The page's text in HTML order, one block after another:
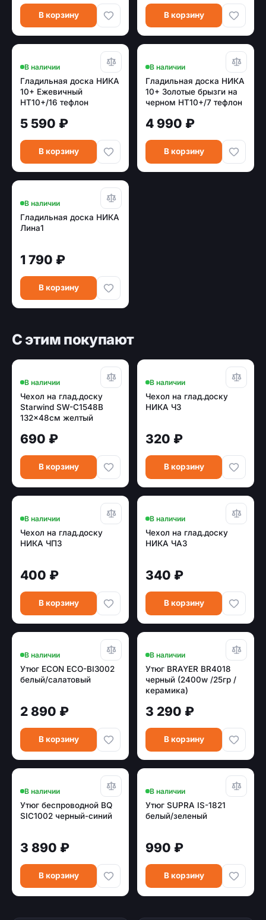
В корзину В корзину
В наличии
Гладильная доска НИКА
10+ Ежевичный
НТ10+/16 тефлон
5 590 ₽
В корзину
В наличии
Гладильная доска НИКА
10+ Золотые брызги на
черном НТ10+/7 тефлон
4 990 ₽
В корзину
В наличии
Гладильная доска НИКА
Лина1
1 790 ₽
В корзину
С этим покупают
В наличии
Чехол на глад.доску
Starwind SW-C1548B
132x48см желтый
690 ₽
В корзину
В наличии
Чехол на глад.доску
НИКА Ч3
320 ₽
В корзину
В наличии
Чехол на глад.доску
НИКА ЧП3
400 ₽
В корзину
В наличии
Чехол на глад.доску
НИКА ЧА3
340 ₽
В корзину
В наличии
Утюг ECON ECO-BI3002
белый/салатовый
2 890 ₽
В корзину
В наличии
Утюг BRAYER BR4018
черный (2400w /25гр /
керамика)
3 290 ₽
В корзину
В наличии
Утюг беспроводной BQ
SIC1002 черный-синий
3 890 ₽
В корзину
В наличии
Утюг SUPRA IS-1821
белый/зеленый
990 ₽
В корзину